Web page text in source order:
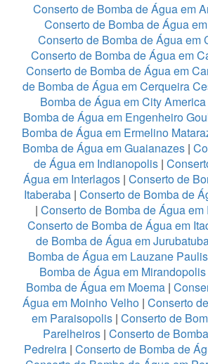
Conserto de Bomba de Água em
Conserto de Bomba de Água
Conserto de Bomba de Água em
Conserto de Bomba de Água em
Conserto de Bomba de Água em
de Bomba de Água em Cerqueira
Bomba de Água em City America
Bomba de Água em Engenheiro
Bomba de Água em Ermelino
Bomba de Água em Guaianazes|
de Água em Indianopolis|
Água em Interlagos | Conserto de
Itaberaba| Conserto de Bomba de
| Conserto de Bomba de Água
Conserto de Bomba de Água em
de Bomba de Água em
Bomba de Água em Lauzane
Bomba de Água em Mirandopolis
Bomba de Água em Moema |
Água em Moinho Velho | Conserto
em Paraisopolis| Conserto de
Parelheiros | Conserto de
Pedreira | Conserto de Bomba de